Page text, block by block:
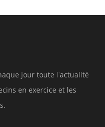
jour toute l'actualité
en exercice et les